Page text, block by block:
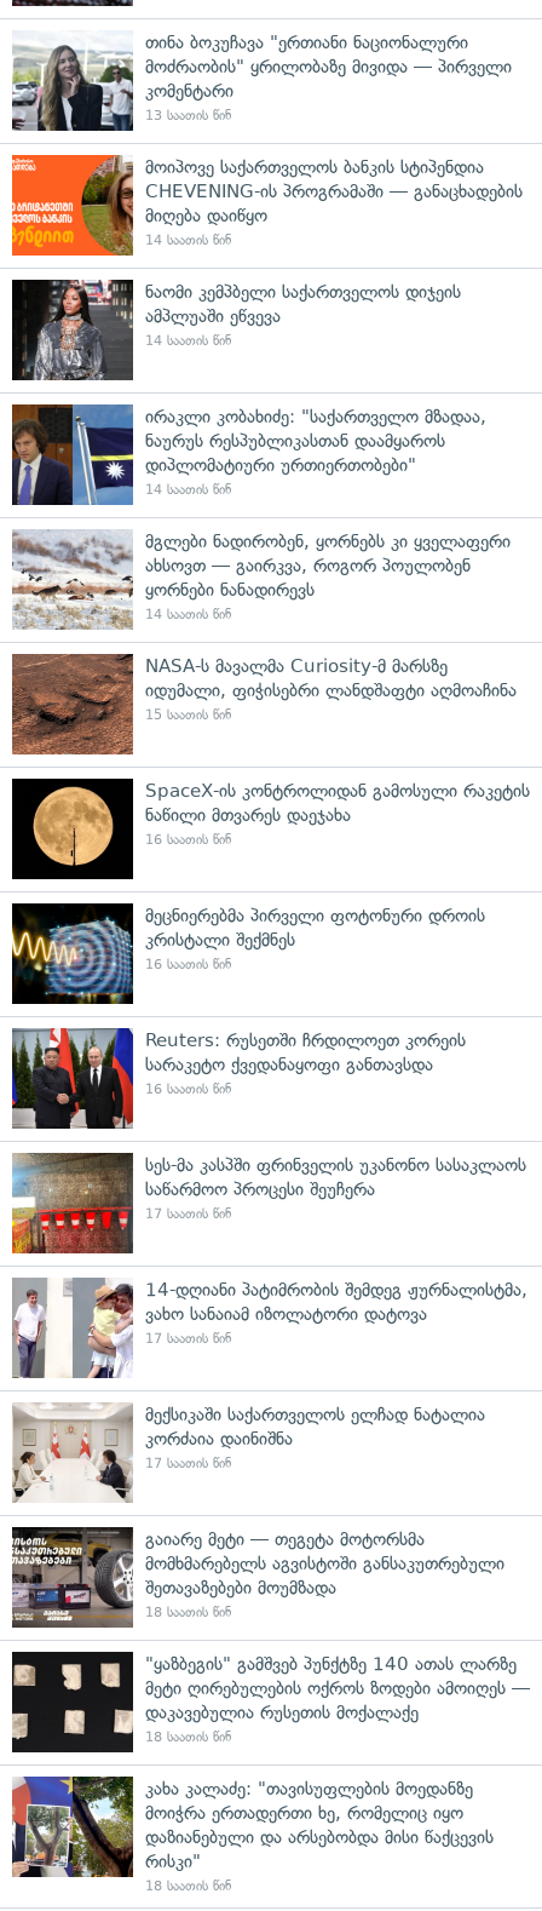
თინა ბოკუჩავა "ერთიანი ნაციონალური
მოძრაობის" ყრილობაზე მივიდა — პირველი
კომენტარი
13 საათის წინ
მოიპოვე საქართველოს ბანკის სტიპენდია
CHEVENING-ის პროგრამაში — განაცხადების
მიღება დაიწყო
14 საათის წინ
ნაომი კემპბელი საქართველოს დიჯეის
ამპლუაში ეწვევა
14 საათის წინ
ირაკლი კობახიძე: "საქართველო მზადაა,
ნაურუს რესპუბლიკასთან დაამყაროს
დიპლომატიური ურთიერთობები"
14 საათის წინ
მგლები ნადირობენ, ყორნებს კი ყველაფერი
ახსოვთ — გაირკვა, როგორ პოულობენ
ყორნები ნანადირევს
14 საათის წინ
NASA-ს მავალმა Curiosity-მ მარსზე
იდუმალი, ფიჭისებრი ლანდშაფტი აღმოაჩინა
15 საათის წინ
SpaceX-ის კონტროლიდან გამოსული რაკეტის
ნაწილი მთვარეს დაეჯახა
16 საათის წინ
მეცნიერებმა პირველი ფოტონური დროის
კრისტალი შექმნეს
16 საათის წინ
Reuters: რუსეთში ჩრდილოეთ კორეის
სარაკეტო ქვედანაყოფი განთავსდა
16 საათის წინ
სეს-მა კასპში ფრინველის უკანონო სასაკლაოს
საწარმოო პროცესი შეუჩერა
17 საათის წინ
14-დღიანი პატიმრობის შემდეგ ჟურნალისტმა,
ვახო სანაიამ იზოლატორი დატოვა
17 საათის წინ
მექსიკაში საქართველოს ელჩად ნატალია
კორძაია დაინიშნა
17 საათის წინ
გაიარე მეტი — თეგეტა მოტორსმა
მომხმარებელს აგვისტოში განსაკუთრებული
შეთავაზებები მოუმზადა
18 საათის წინ
"ყაზბეგის" გამშვებ პუნქტზე 140 ათას ლარზე
მეტი ღირებულების ოქროს ზოდები ამოიღეს —
დაკავებულია რუსეთის მოქალაქე
18 საათის წინ
კახა კალაძე: "თავისუფლების მოედანზე
მოიჭრა ერთადერთი ხე, რომელიც იყო
დაზიანებული და არსებობდა მისი წაქცევის
რისკი"
18 საათის წინ